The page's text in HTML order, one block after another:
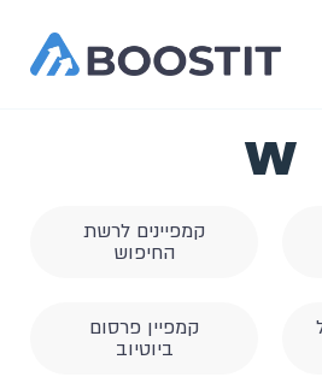
W
קמפיינים לרשת
החיפוש
קמפיין פרסום
ביוטיוב